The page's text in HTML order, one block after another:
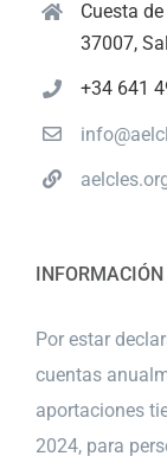
Cuesta
37007,
+34 641
Por estar
cuentas
aportaciones
2024, para